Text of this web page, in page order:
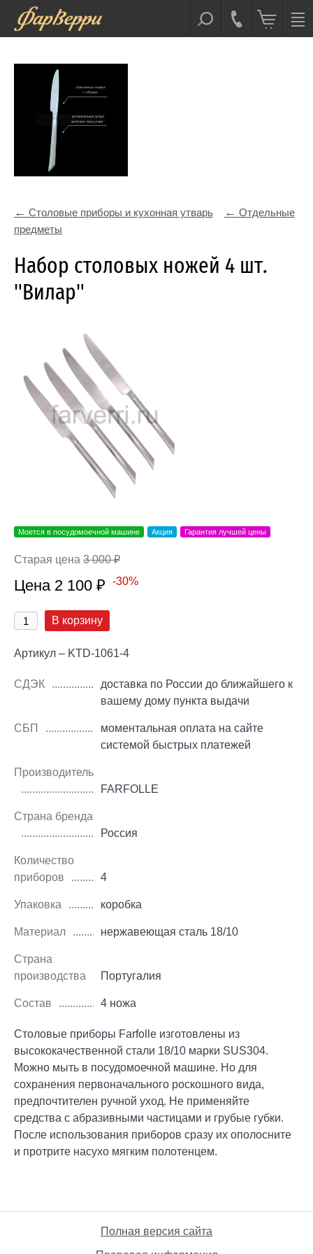
Столовые приборы и кухонная утварь
Отдельные
предметы
Набор столовых ножей 4 шт.
"Вилар"
Моется в посудомоечной машине Акция Гарантия лучшей цены
Старая цена 3 000 ₽
Цена 2 100 ₽ -30%
В корзину
Артикул – KTD-1061-4
СДЭК
доставка по России до ближайшего к
вашему дому пункта выдачи
СБП
моментальная оплата на сайте
системой быстрых платежей
Производитель
FARFOLLE
Страна бренда
Россия
Количество
приборов
4
Упаковка коробка
Материал нержавеющая сталь 18/10
Страна
производства
Португалия
Состав 4 ножа
Столовые приборы Farfolle изготовлены из
высококачественной стали 18/10 марки SUS304.
Можно мыть в посудомоечной машине. Но для
сохранения первоначального роскошного вида,
предпочтителен ручной уход. Не применяйте
средства с абразивными частицами и грубые губки.
После использования приборов сразу их ополосните
и протрите насухо мягким полотенцем.
Полная версия сайта